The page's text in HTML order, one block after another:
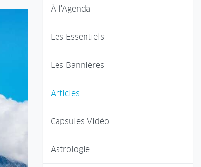
À l'Agenda
Les Essentiels
Les Bannières
Articles
Capsules Vidéo
Astrologie